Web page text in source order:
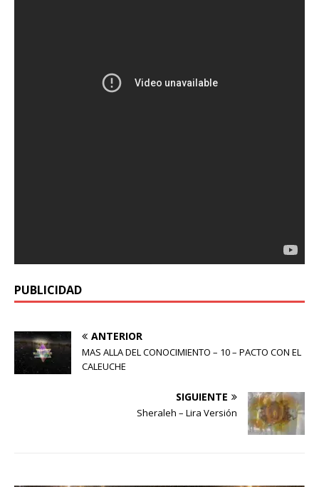
PUBLICIDAD
ANTERIOR
MAS ALLA DEL CONOCIMIENTO – 10 – PACTO CON EL
CALEUCHE
SIGUIENTE
Sheraleh – Lira Versión